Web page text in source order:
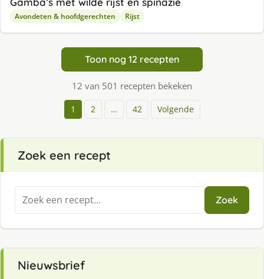
Avondeten & hoofdgerechten Rijst
Toon nog 12 recepten
12 van 501 recepten bekeken
1 2 … 42 Volgende
Zoek een recept
Zoeken
naar:
Zoek
Nieuwsbrief